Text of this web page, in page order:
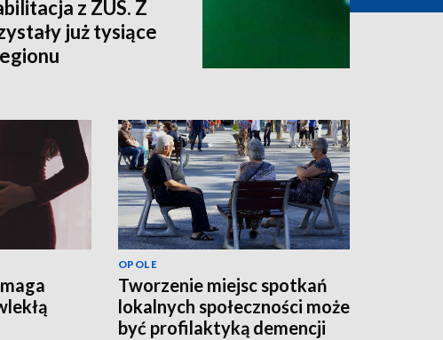
z ZUS. Z
już tysiące
OPOLE
Tworzenie miejsc spotkań
lokalnych społeczności może
być profilaktyką demencji